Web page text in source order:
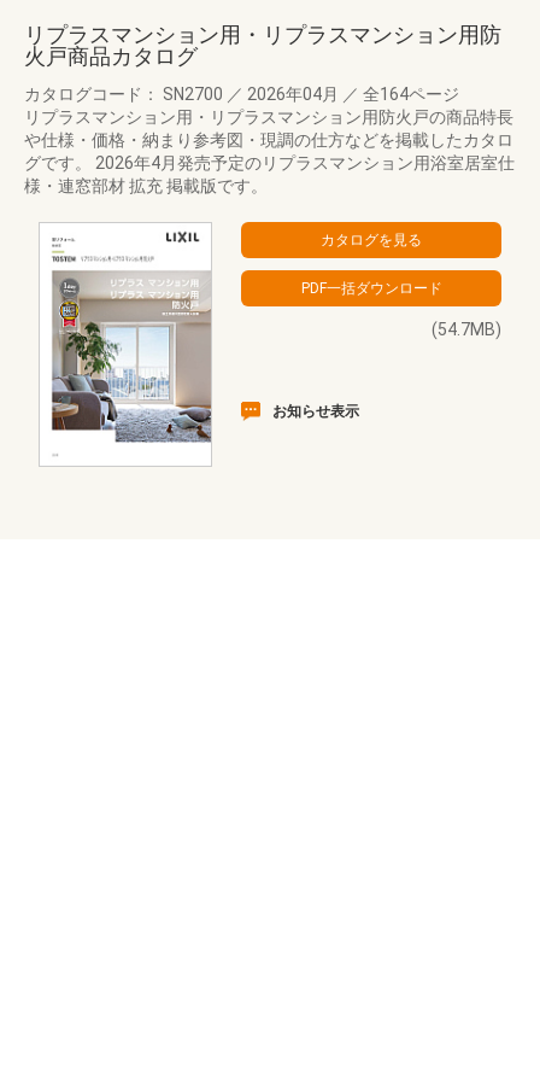
リプラスマンション用・リプラスマンション用防
火戸商品カタログ
カタログコード： SN2700 ／ 2026年04月 ／ 全164ページ
リプラスマンション用・リプラスマンション用防火戸の商品特長
や仕様・価格・納まり参考図・現調の仕方などを掲載したカタロ
グです。 2026年4月発売予定のリプラスマンション用浴室居室仕
様・連窓部材 拡充 掲載版です。
(54.7MB)
お知らせ表示